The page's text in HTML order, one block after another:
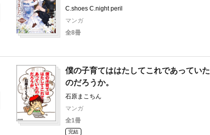
C.shoes C.night peril
マンガ
全8冊
僕の子育てははたしてこれであっていた
のだろうか。
石原まこちん
マンガ
全1冊
完結